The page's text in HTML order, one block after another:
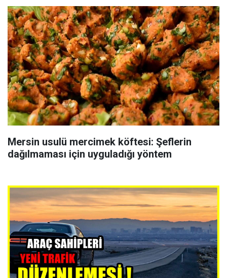
Mersin usulü mercimek köftesi: Şeflerin
dağılmaması için uyguladığı yöntem